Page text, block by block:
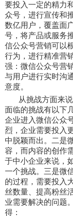
要投入一定的精力
众号，进行宣传和
数亿用户，覆盖面
号，将产品或服务
信公众号营销可以
行为，进行精准营
强：微信公众号营
与用户进行实时沟
意度。
从挑战方面来
面临的挑战有以下
企业进入微信公众
烈，企业需要投入
中脱颖而出。二是
容，而内容的创作
于中小企业来说，
一个挑战。三是微
的过程，需要投入
丝数量、提高粉丝
业需要解决的问题
得：